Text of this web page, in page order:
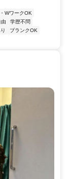
WワークOK
学歴不問
ブランクOK